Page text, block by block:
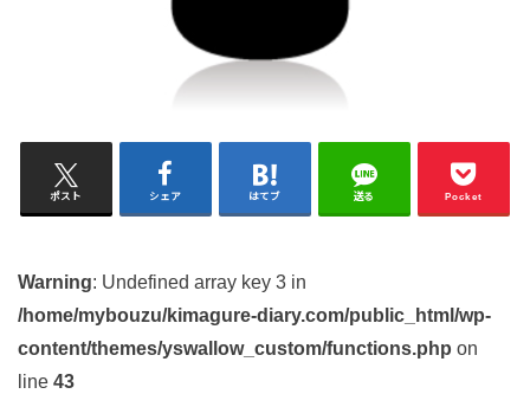
ポスト シェア はてブ 送る Pocket
Warning: Undefined array key 3 in
/home/mybouzu/kimagure-diary.com/public_html/wp-
content/themes/yswallow_custom/functions.php on
line 43